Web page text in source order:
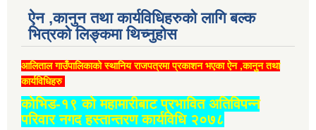
ऐन ,कानुन तथा कार्यविधिहरुको लागि बल्क
भित्रको लिङ्कमा थिच्‍नुहोस
आलिताल गाउँपालिकाको स्थानिय राजपत्रमा प्रकाशन भएका ऐन ,कानुन तथा
कार्यविधिहरु
कोभिड-१९ को महामारीबाट प्रभावित अतिविपन्न
परिवार नगद हस्तान्तरण कार्यविधि २०७८